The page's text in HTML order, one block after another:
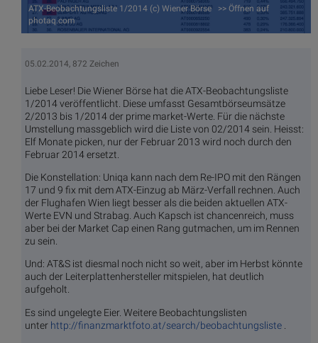
ATX-Beobachtungsliste 1/2014 (c) Wiener Börse >> Öffnen auf
photaq.com
05.02.2014, 872 Zeichen
Liebe Leser! Die Wiener Börse hat die ATX-Beobachtungsliste
1/2014 veröffentlicht. Diese umfasst Gesamtbörseumsätze
2/2013 bis 1/2014 der prime market-Werte. Für die nächste
Umstellung massgeblich wird die Liste von 02/2014 sein. Heisst:
Elf Monate picken, nur der Februar 2013 wird noch durch den
Februar 2014 ersetzt.
Die Konstellation: Uniqa kann nach dem Re-IPO mit den Rängen
17 und 9 fix mit dem ATX-Einzug ab März-Verfall rechnen. Auch
der Flughafen Wien liegt besser als die beiden aktuellen ATX-
Werte EVN und Strabag. Auch Kapsch ist chancenreich, muss
aber bei der Market Cap einen Rang gutmachen, um im Rennen
zu sein.
Und: AT&S ist diesmal noch nicht so weit, aber im Herbst könnte
auch der Leiterplattenhersteller mitspielen, hat deutlich
aufgeholt.
Es sind ungelegte Eier. Weitere Beobachtungslisten
unter http://finanzmarktfoto.at/search/beobachtungsliste